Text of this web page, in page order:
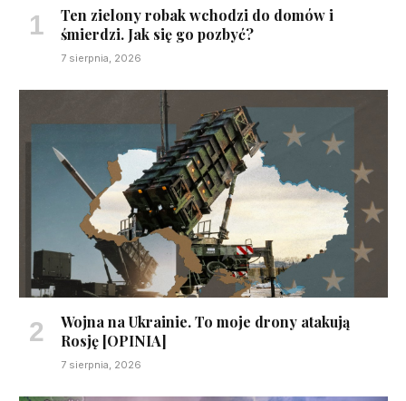
Ten zielony robak wchodzi do domów i
śmierdzi. Jak się go pozbyć?
7 sierpnia, 2026
Wojna na Ukrainie. To moje drony atakują
Rosję [OPINIA]
7 sierpnia, 2026